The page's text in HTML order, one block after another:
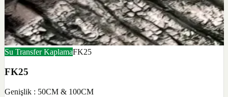
Su Transfer KaplamaFK25
FK25
Genişlik : 50CM & 100CM